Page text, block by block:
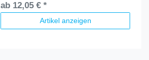
ab 12,05 € *
Artikel anzeigen